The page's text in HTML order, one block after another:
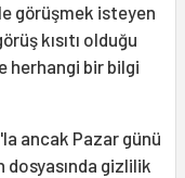
görüşmek isteyen
kısıtı olduğu
herhangi bir bilgi
ancak Pazar günü
dosyasında gizlilik